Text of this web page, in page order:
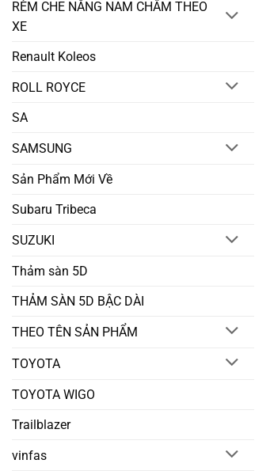
RÈM CHE NẮNG NAM CHÂM THEO
XE
Renault Koleos
ROLL ROYCE
SA
SAMSUNG
Sản Phẩm Mới Về
Subaru Tribeca
SUZUKI
Thảm sàn 5D
THẢM SÀN 5D BẬC DÀI
THEO TÊN SẢN PHẨM
TOYOTA
TOYOTA WIGO
Trailblazer
vinfas